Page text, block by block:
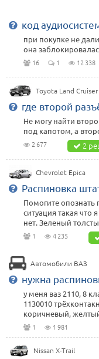
код
при покупке не
она
16 1 12 338
Toyota Land Cruiser
где второй
Не могу найти
под капотом, а
2 677 2
Chevrolet Epica
Распиновка
Помогите опознать
ситуация такая что
нет. Зеленый
1 4 235
Автомобили ВАЗ
нужна
у меня ваз 2110, 8
1130010
коричневый,
1 1 981
Nissan X-Trail